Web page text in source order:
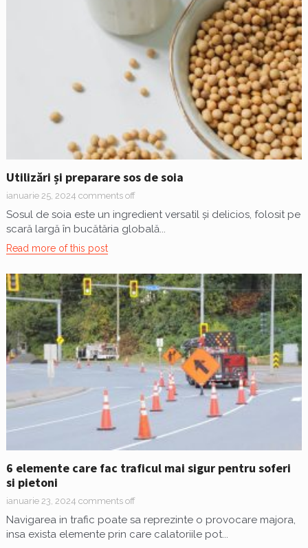
Utilizări și preparare sos de soia
ianuarie 25, 2024 comments off
Sosul de soia este un ingredient versatil și delicios, folosit pe
scară largă în bucătăria globală...
Read more of this post
6 elemente care fac traficul mai sigur pentru soferi
si pietoni
ianuarie 23, 2024 comments off
Navigarea in trafic poate sa reprezinte o provocare majora,
insa exista elemente prin care calatoriile pot...